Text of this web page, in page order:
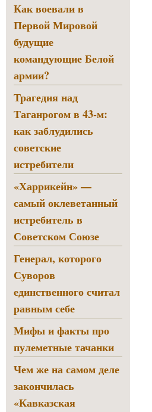
Как воевали в
Первой Мировой
будущие
командующие Белой
армии?
Трагедия над
Таганрогом в 43-м:
как заблудились
советские
истребители
«Харрикейн» —
самый оклеветанный
истребитель в
Советском Союзе
Генерал, которого
Суворов
единственного считал
равным себе
Мифы и факты про
пулеметные тачанки
Чем же на самом деле
закончилась
«Кавказская